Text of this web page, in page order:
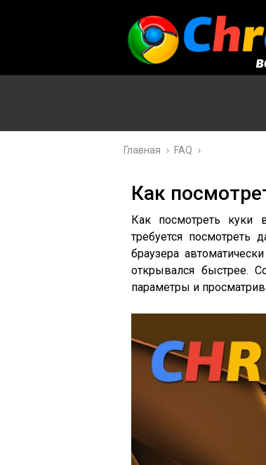
Главная › FAQ ›
Как
Как посмотреть куки
требуется посмотреть
браузера
открывался быстрее.
параметры и